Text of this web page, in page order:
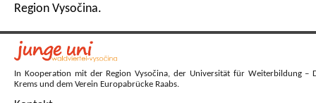
Region Vysočina.
In Kooperation mit der Region Vysočina, der Universität für Weiterbildung –
Krems und dem Verein Europabrücke Raabs.